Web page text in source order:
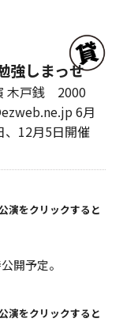
強しまっせ
木戸銭 2000
6月
、12月5日開催
演をクリックすると
開予定。
演をクリックすると